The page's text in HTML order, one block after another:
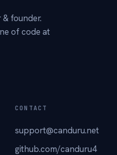
founder.
of code at
CONTACT
support@canduru.net
github.com/canduru4